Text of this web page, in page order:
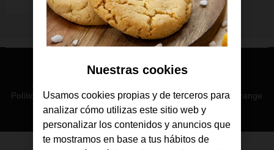
© Orange 2026
Política de privacidad
Política de cookies Aviso legal Orange
Nuestras cookies
Usamos cookies propias y de terceros para
analizar cómo utilizas este sitio web y
personalizar los contenidos y anuncios que
te mostramos en base a tus hábitos de